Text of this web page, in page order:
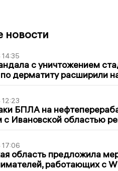
новости
с уничтожением
дерматиту расширили
БПЛА на
Ивановской областью
область предложила
работающих с